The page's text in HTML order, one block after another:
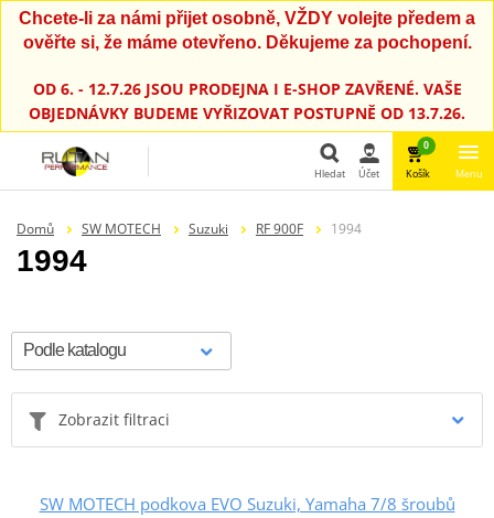
Chcete-li za námi přijet osobně, VŽDY volejte předem a
ověřte si, že máme otevřeno. Děkujeme za pochopení.
OD 6. - 12.7.26 JSOU PRODEJNA I E-SHOP ZAVŘENÉ. VAŠE
OBJEDNÁVKY BUDEME VYŘIZOVAT POSTUPNĚ OD 13.7.26.
Hledat Účet
0
Košík Menu
Domů SW MOTECH Suzuki RF 900F 1994
1994
Zobrazit filtraci
SW MOTECH podkova EVO Suzuki, Yamaha 7/8 šroubů